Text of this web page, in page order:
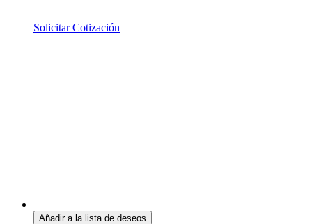
Solicitar Cotización
Añadir a la lista de deseos